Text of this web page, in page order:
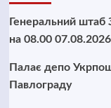
Генеральний штаб
на 08.00 07.08.2026
Палає депо
Павлограду